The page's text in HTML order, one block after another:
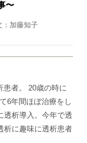
〜
：加藤知子
者。 20歳の時に
6年間ほぼ治療をし
透析導入。今年で透
析に趣味に透析患者